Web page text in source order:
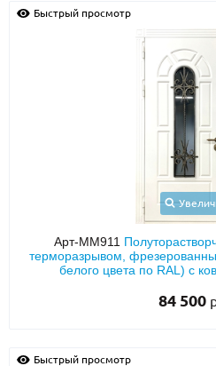
Быстрый просмотр
Арт-ММ911
терморазрывом,
белого цвета по RAL) с
84 500
Быстрый просмотр